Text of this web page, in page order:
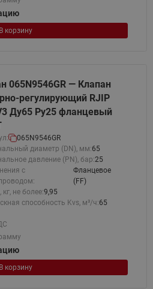
В корзину
065N9546GR — Клапан
регулирующий RJIP
Ду65 Ру25 фланцевый
065N9546GR
диаметр (DN), мм:65
давление (PN), бар:25
с
Фланцевое
(FF)
кг, не более:9,95
способность Kvs, м³/ч:65
В корзину